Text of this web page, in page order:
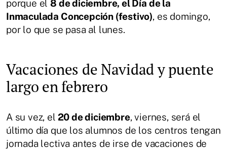
porque el8 de diciembre, el Día de la
Inmaculada Concepción (festivo), es domingo,
por lo que se pasa al lunes.
Vacaciones de Navidad y puente
largo en febrero
A su vez, el 20 de diciembre, viernes, será el
último día que los alumnos de los centros tengan
jornada lectiva antes de irse de vacaciones de